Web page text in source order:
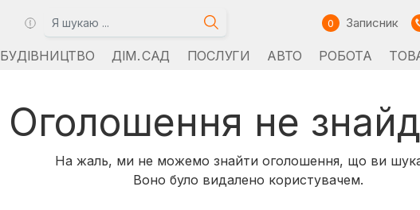
0 Записник
БУДІВНИЦТВО ДІМ. САД ПОСЛУГИ АВТО РОБОТА
Оголошення не
На жаль, ми не можемо знайти оголошення, що ви
Воно було видалено користувачем.